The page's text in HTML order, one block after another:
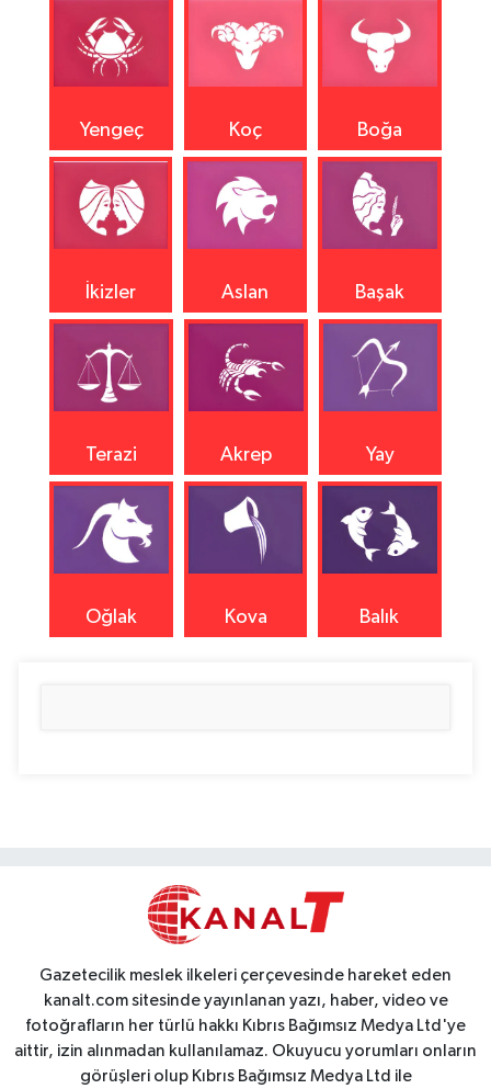
Yengeç Koç Boğa
İkizler Aslan Başak
Terazi Akrep Yay
Oğlak Kova Balık
Gazetecilik meslek ilkeleri çerçevesinde hareket eden
kanalt.com sitesinde yayınlanan yazı, haber, video ve
fotoğrafların her türlü hakkı Kıbrıs Bağımsız Medya Ltd'ye
aittir, izin alınmadan kullanılamaz. Okuyucu yorumları onların
görüşleri olup Kıbrıs Bağımsız Medya Ltd ile